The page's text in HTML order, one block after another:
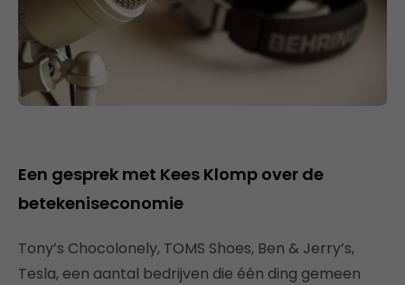
Een gesprek met Kees Klomp over de
betekeniseconomie
Tony’s Chocolonely, TOMS Shoes, Ben & Jerry’s,
Tesla, een aantal bedrijven die één ding gemeen